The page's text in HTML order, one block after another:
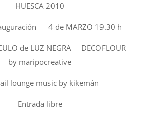
HUESCA 2010
4 de MARZO 19.30 h
de LUZ NEGRA DECOFLOUR
by maripocreative
lounge music by kikemán
Entrada libre